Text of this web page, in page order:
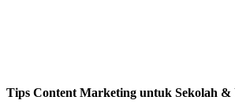
Tips Content Marketing untuk Sekolah &